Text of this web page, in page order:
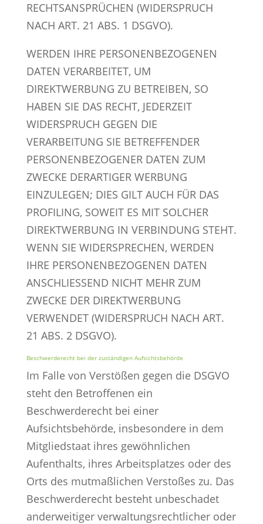
RECHTSANSPRÜCHEN (WIDERSPRUCH
NACH ART. 21 ABS. 1 DSGVO).
WERDEN IHRE PERSONENBEZOGENEN
DATEN VERARBEITET, UM
DIREKTWERBUNG ZU BETREIBEN, SO
HABEN SIE DAS RECHT, JEDERZEIT
WIDERSPRUCH GEGEN DIE
VERARBEITUNG SIE BETREFFENDER
PERSONENBEZOGENER DATEN ZUM
ZWECKE DERARTIGER WERBUNG
EINZULEGEN; DIES GILT AUCH FÜR DAS
PROFILING, SOWEIT ES MIT SOLCHER
DIREKTWERBUNG IN VERBINDUNG STEHT.
WENN SIE WIDERSPRECHEN, WERDEN
IHRE PERSONENBEZOGENEN DATEN
ANSCHLIESSEND NICHT MEHR ZUM
ZWECKE DER DIREKTWERBUNG
VERWENDET (WIDERSPRUCH NACH ART.
21 ABS. 2 DSGVO).
Beschwerde­recht bei der zuständigen Aufsichts­behörde
Im Falle von Verstößen gegen die DSGVO
steht den Betroffenen ein
Beschwerderecht bei einer
Aufsichtsbehörde, insbesondere in dem
Mitgliedstaat ihres gewöhnlichen
Aufenthalts, ihres Arbeitsplatzes oder des
Orts des mutmaßlichen Verstoßes zu. Das
Beschwerderecht besteht unbeschadet
anderweitiger verwaltungsrechtlicher oder